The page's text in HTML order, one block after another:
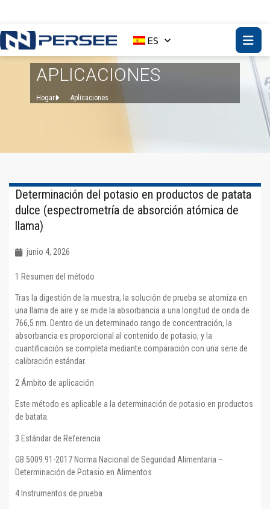
ES
APLICACIONES
Hogar Aplicaciones
Determinación del potasio en productos de patata
dulce (espectrometría de absorción atómica de
llama)
junio 4, 2026
1 Resumen del método
Tras la digestión de la muestra, la solución de prueba se atomiza en
una llama de aire y se mide la absorbancia a una longitud de onda de
766,5 nm. Dentro de un determinado rango de concentración, la
absorbancia es proporcional al contenido de potasio, y la
cuantificación se completa mediante comparación con una serie de
calibración estándar.
2 Ámbito de aplicación
Este método es aplicable a la determinación de potasio en productos
de batata.
3 Estándar de Referencia
GB 5009.91-2017 Norma Nacional de Seguridad Alimentaria –
Determinación de Potasio en Alimentos
4 Instrumentos de prueba